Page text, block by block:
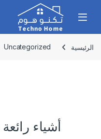
Skip to navigation
Skip to content
الرئيسية Uncategorized
أشياء